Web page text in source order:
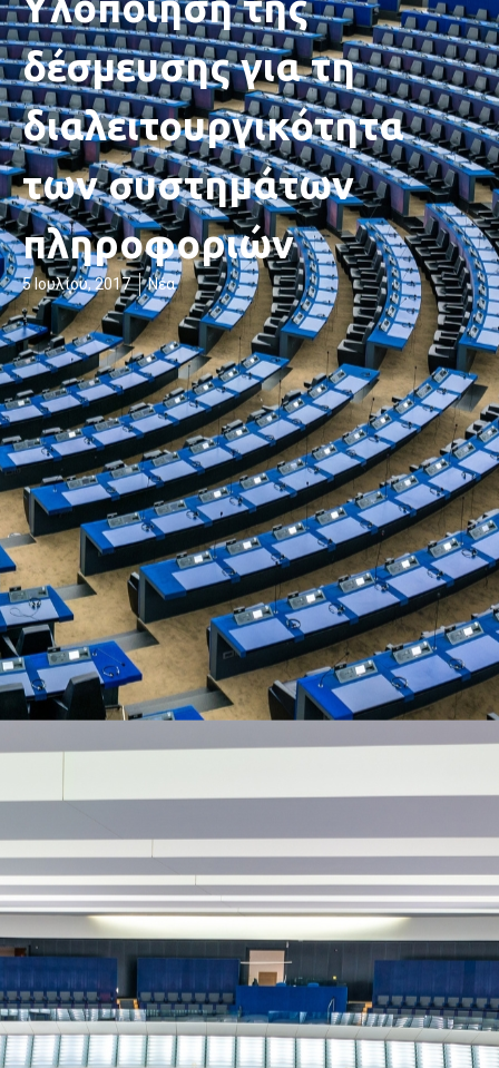
δέσμευσης για τη
διαλειτουργικότητα
των συστημάτων
πληροφοριών
5 Ιουλίου, 2017 Νέα